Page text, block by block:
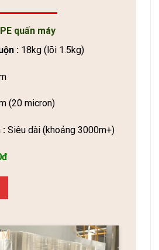
quấn máy
: 18kg (lõi 1.5kg)
(20 micron)
: Siêu dài (khoảng 3000m+)